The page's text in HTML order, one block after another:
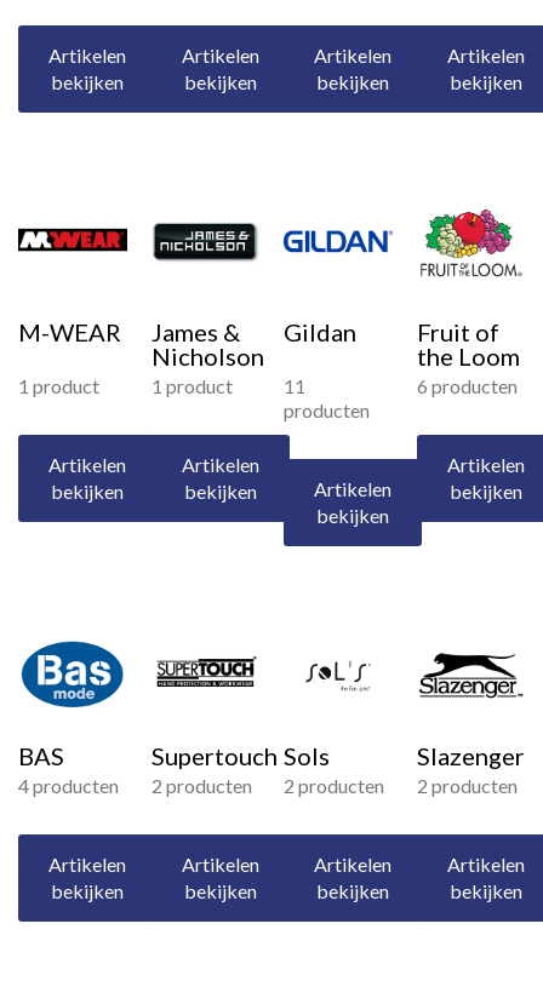
Artikelen
bekijken
Artikelen
bekijken
Artikelen
bekijken
Artikelen
bekijken
M-WEAR
1 product
Artikelen
bekijken
James &
Nicholson
1 product
Artikelen
bekijken
Gildan
11
producten
Artikelen
bekijken
Fruit of
the Loom
6 producten
Artikelen
bekijken
BAS
4 producten
Artikelen
bekijken
Supertouch
2 producten
Artikelen
bekijken
Sols
2 producten
Artikelen
bekijken
Slazenger
2 producten
Artikelen
bekijken